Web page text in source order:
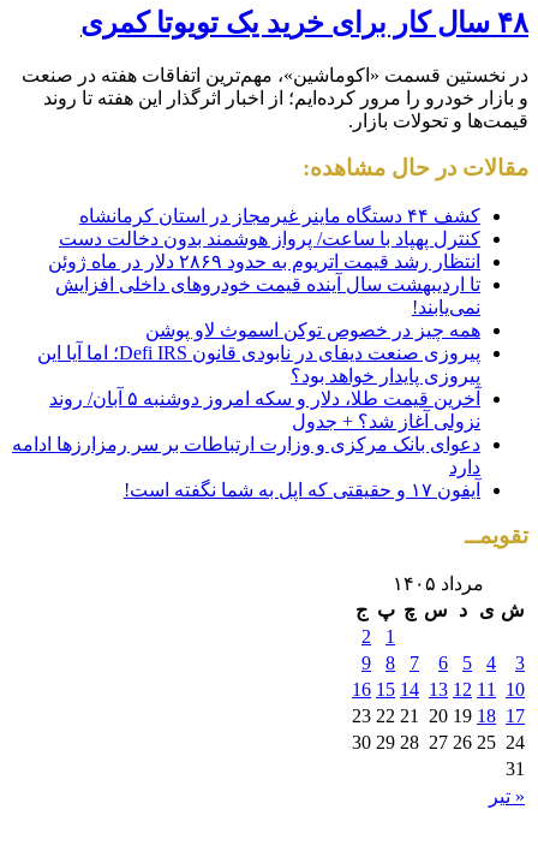
۴۸ سال کار برای خرید یک تویوتا کمری
در نخستین قسمت «اکوماشین»، مهم‌ترین اتفاقات هفته در صنعت
و بازار خودرو را مرور کرده‌ایم؛ از اخبار اثرگذار این هفته تا روند
قیمت‌ها و تحولات بازار.
مقالات در حال مشاهده:
کشف ۴۴ دستگاه ماینر غیرمجاز در استان کرمانشاه
کنترل پهپاد با ساعت/ پرواز هوشمند بدون دخالت دست
انتظار رشد قیمت اتریوم به حدود ۲۸۶۹ دلار در ماه ژوئن
تا اردیبهشت سال آینده قیمت خودروهای داخلی افزایش
نمی‌یابند!
همه چیز در خصوص توکن اسموث لاو پوشن
پیروزی صنعت دیفای در نابودی قانون Defi IRS؛ اما آیا این
پیروزی پایدار خواهد بود؟
آخرین قیمت طلا، دلار و سکه امروز دوشنبه ۵ آبان/ روند
نزولی آغاز شد؟ + جدول
دعوای بانک مرکزی و وزارت ارتباطات بر سر رمزارزها ادامه
دارد
آیفون ۱۷ و حقیقتی که اپل به شما نگفته است!
تقویمــ
مرداد ۱۴۰۵
ش ی د س چ پ ج
« تیر
1
2
3
4
5
6
7
8
9
10
11
12
13
14
15
16
17
18
19
20
21
22
23
24
25
26
27
28
29
30
31